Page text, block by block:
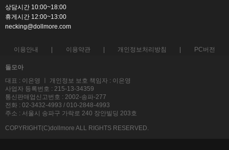
상담시간 10:00~18:00
휴게시간 12:00~13:00
necking@dollmore.com
이용안내 이용약관 개인정보처리방침 PC버전
돌모아
대표 : 이은영 ㅣ 개인정보 보호 책임자 : 이은영
사업자 등록번호 : 215-13-34359
통신판매업신고번호 : 2002-송파-277
전화 : 02-3432-4993 / 010-2848-4993
주소 : 서울시 송파구 가락로 240 장안빌딩 203호
COPYRIGHT(C)dollmore ALL RIGHTS RESERVED.